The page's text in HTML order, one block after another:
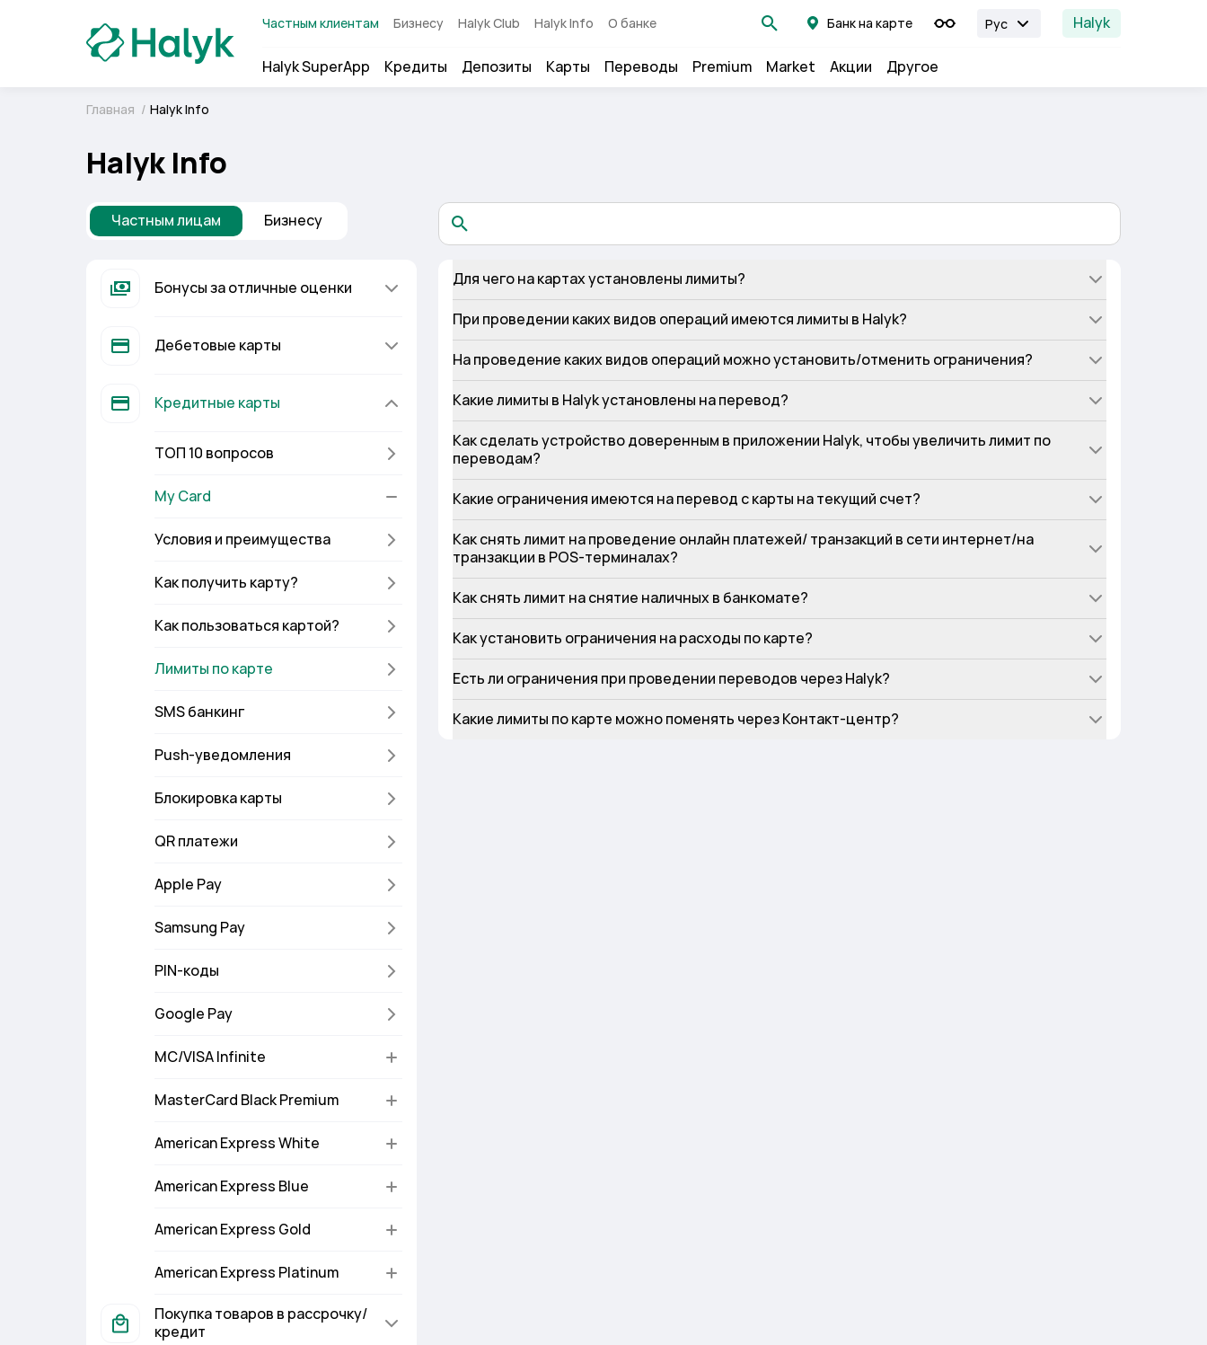
Частным клиентам Бизнесу Halyk Club Halyk Info О банке Банк на карте Рус Halyk
Halyk SuperApp Кредиты Депозиты Карты Переводы Premium Market Акции Другое
Главная / Halyk Info
Halyk Info
Частным лицам Бизнесу
Бонусы за отличные оценки
Дебетовые карты
Кредитные карты
ТОП 10 вопросов
My Card
Условия и преимущества
Как получить карту?
Как пользоваться картой?
Лимиты по карте
SMS банкинг
Push-уведомления
Блокировка карты
QR платежи
Apple Pay
Samsung Pay
PIN-коды
Google Pay
MC/VISA Infinite
MasterCard Black Premium
American Express White
American Express Blue
American Express Gold
American Express Platinum
Покупка товаров в рассрочку/
кредит
Для чего на картах установлены лимиты?
При проведении каких видов операций имеются лимиты в Halyk?
На проведение каких видов операций можно установить/отменить ограничения?
Какие лимиты в Halyk установлены на перевод?
Как сделать устройство доверенным в приложении Halyk, чтобы увеличить лимит по
переводам?
Какие ограничения имеются на перевод с карты на текущий счет?
Как снять лимит на проведение онлайн платежей/ транзакций в сети интернет/на
транзакции в POS-терминалах?
Как снять лимит на снятие наличных в банкомате?
Как установить ограничения на расходы по карте?
Есть ли ограничения при проведении переводов через Halyk?
Какие лимиты по карте можно поменять через Контакт-центр?